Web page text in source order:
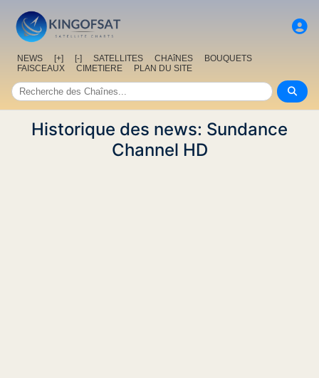
NEWS [+] [-] SATELLITES CHAîNES
BOUQUETS
FAISCEAUX
CIMETIERE PLAN DU SITE
Historique des news: Sundance
Channel HD